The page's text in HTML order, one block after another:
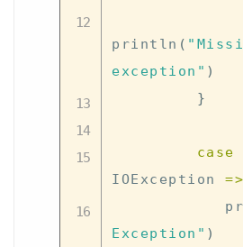
println (
exception" )
}
case
IOException =>
Exception" )